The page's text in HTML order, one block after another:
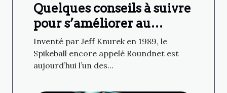
Quelques conseils à suivre
pour s’améliorer au
Spikeball
Inventé par Jeff Knurek en 1989, le
Spikeball encore appelé Roundnet est
aujourd’hui l’un des...